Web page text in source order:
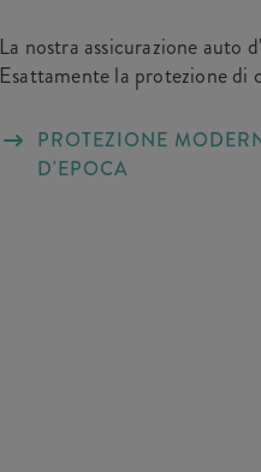
La nostra assicurazione auto
Esattamente la protezione di
PROTEZIONE
D'EPOCA